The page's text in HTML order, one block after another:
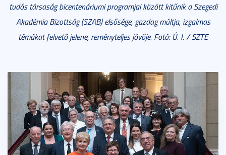
tudós társaság bicentenáriumi programjai között kitűnik a Szegedi
Akadémia Bizottság (SZAB) elsősége, gazdag múltja, izgalmas
témákat felvető jelene, reményteljes jövője. Fotó: Ú. I. / SZTE